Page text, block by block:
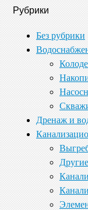
Рубрики
Без рубрики
Дренаж и